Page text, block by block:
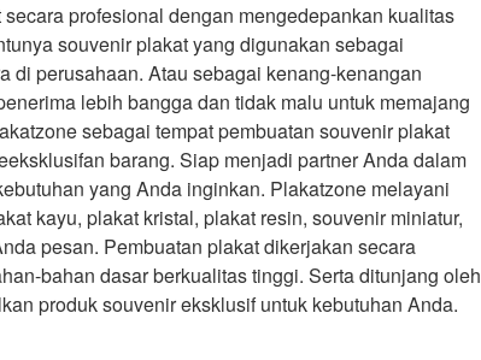
profesional dengan mengedepankan kualitas
souvenir plakat yang digunakan sebagai
di perusahaan. Atau sebagai kenang-kenangan
lebih bangga dan tidak malu untuk memajang
sebagai tempat pembuatan souvenir plakat
barang. Siap menjadi partner Anda dalam
yang Anda inginkan. Plakatzone melayani
kayu, plakat kristal, plakat resin, souvenir miniatur,
pesan. Pembuatan plakat dikerjakan secara
bahan dasar berkualitas tinggi. Serta ditunjang oleh
produk souvenir eksklusif untuk kebutuhan Anda.